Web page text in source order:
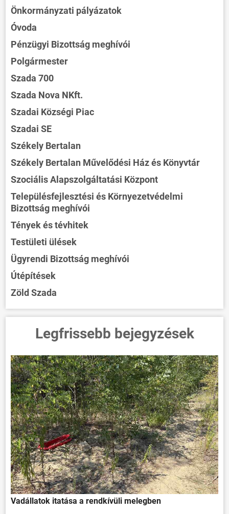
Önkormányzati pályázatok
Óvoda
Pénzügyi Bizottság meghívói
Polgármester
Szada 700
Szada Nova NKft.
Szadai Községi Piac
Szadai SE
Székely Bertalan
Székely Bertalan Művelődési Ház és Könyvtár
Szociális Alapszolgáltatási Központ
Településfejlesztési és Környezetvédelmi
Bizottság meghívói
Tények és tévhitek
Testületi ülések
Ügyrendi Bizottság meghívói
Útépítések
Zöld Szada
Legfrissebb bejegyzések
Vadállatok itatása a rendkívüli melegben